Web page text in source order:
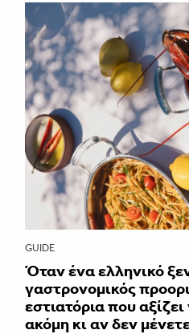
GUIDE
Όταν ένα ελληνικό
γαστρονομικός
εστιατόρια που
ακόμη κι αν δεν